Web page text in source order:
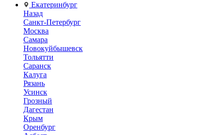
Екатеринбург
Назад
Санкт-Петербург
Москва
Самара
Новокуйбышевск
Тольятти
Саранск
Калуга
Рязань
Усинск
Грозный
Дагестан
Крым
Оренбург